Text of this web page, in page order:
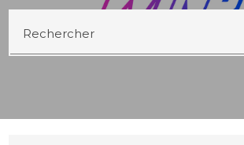
Rechercher